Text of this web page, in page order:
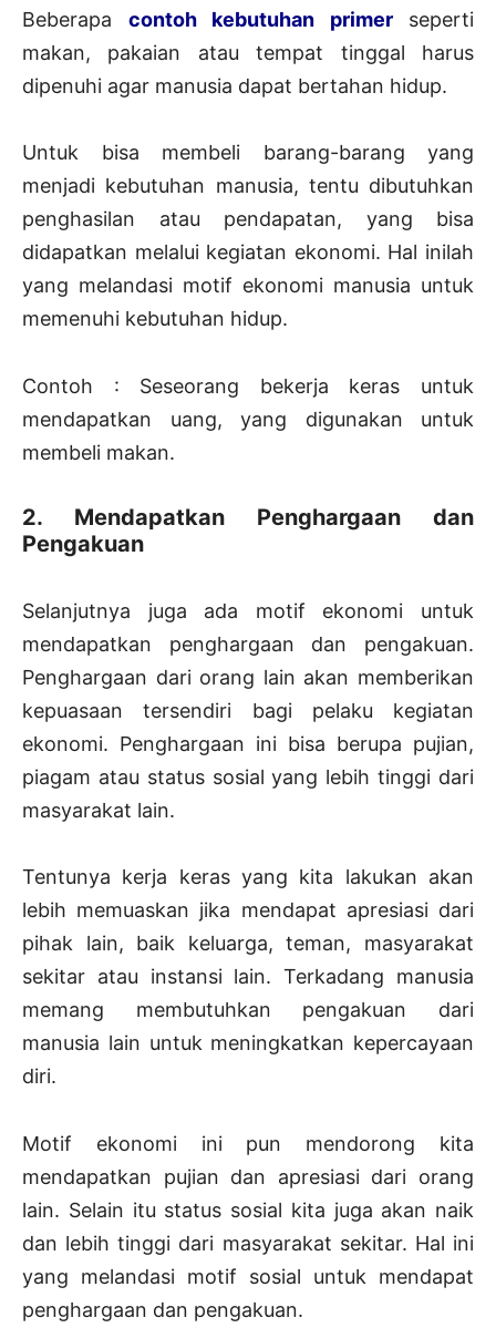
Beberapa contoh kebutuhan primerseperti
makan, pakaian atau tempat tinggal harus
dipenuhi agar manusia dapat bertahan hidup.
Untuk bisa membeli barang-barang yang
menjadi kebutuhan manusia, tentu dibutuhkan
penghasilan atau pendapatan, yang bisa
didapatkan melalui kegiatan ekonomi. Hal inilah
yang melandasi motif ekonomi manusia untuk
memenuhi kebutuhan hidup.
Contoh : Seseorang bekerja keras untuk
mendapatkan uang, yang digunakan untuk
membeli makan.
2. Mendapatkan Penghargaan dan
Pengakuan
Selanjutnya juga ada motif ekonomi untuk
mendapatkan penghargaan dan pengakuan.
Penghargaan dari orang lain akan memberikan
kepuasaan tersendiri bagi pelaku kegiatan
ekonomi. Penghargaan ini bisa berupa pujian,
piagam atau status sosial yang lebih tinggi dari
masyarakat lain.
Tentunya kerja keras yang kita lakukan akan
lebih memuaskan jika mendapat apresiasi dari
pihak lain, baik keluarga, teman, masyarakat
sekitar atau instansi lain. Terkadang manusia
memang membutuhkan pengakuan dari
manusia lain untuk meningkatkan kepercayaan
diri.
Motif ekonomi ini pun mendorong kita
mendapatkan pujian dan apresiasi dari orang
lain. Selain itu status sosial kita juga akan naik
dan lebih tinggi dari masyarakat sekitar. Hal ini
yang melandasi motif sosial untuk mendapat
penghargaan dan pengakuan.